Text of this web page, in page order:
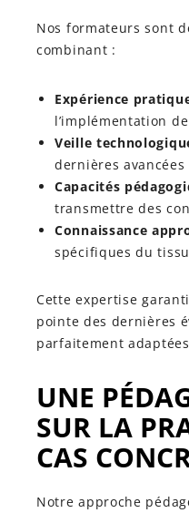
Nos formateurs sont
combinant :
Expérience
l’implémentation
Veille
dernières
Capacités
transmettre des
Connaissance
spécifiques du
Cette expertise
pointe des dernières
parfaitement
UNE
SUR LA
CAS
Notre approche